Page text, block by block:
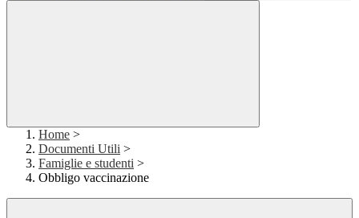
Home >
Documenti Utili >
Famiglie e studenti >
Obbligo vaccinazione